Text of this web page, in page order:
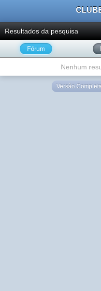
Resultados da pesquisa
Fórum
Nenhum
Versão